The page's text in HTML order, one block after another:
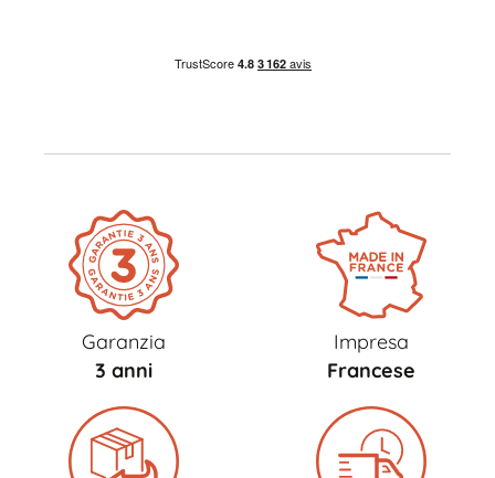
Garanzia
3 anni
Impresa
Francese